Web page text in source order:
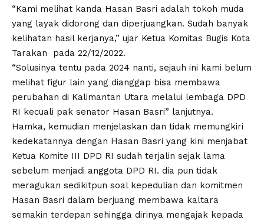
“Kami melihat kanda Hasan Basri adalah tokoh muda
yang layak didorong dan diperjuangkan. Sudah banyak
kelihatan hasil kerjanya,” ujar Ketua Komitas Bugis Kota
Tarakan pada 22/12/2022.
“Solusinya tentu pada 2024 nanti, sejauh ini kami belum
melihat figur lain yang dianggap bisa membawa
perubahan di Kalimantan Utara melalui lembaga DPD
RI kecuali pak senator Hasan Basri” lanjutnya.
Hamka, kemudian menjelaskan dan tidak memungkiri
kedekatannya dengan Hasan Basri yang kini menjabat
Ketua Komite III DPD RI sudah terjalin sejak lama
sebelum menjadi anggota DPD RI. dia pun tidak
meragukan sedikitpun soal kepedulian dan komitmen
Hasan Basri dalam berjuang membawa kaltara
semakin terdepan sehingga dirinya mengajak kepada